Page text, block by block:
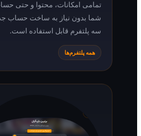
تمامی امکانات، محتوا و حتی حساب کاربری
شما بدون نیاز به ساخت حساب جداگانه در هر
سه پلتفرم قابل استفاده است.
همه پلتفرم‌ها